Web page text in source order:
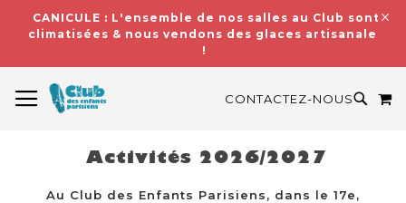
CANICULE : L'ensemble de nos salles au Club sont
climatisées & nous vendons des glaces artisanales
!
CONTACTEZ-NOUS
Activités 2026/2027
Au Club des Enfants Parisiens, dans le 17e,